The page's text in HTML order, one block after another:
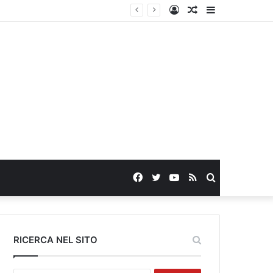
Random
Log
Search
for
RSS
YouTube
Twitter
Facebook
RICERCA NEL SITO